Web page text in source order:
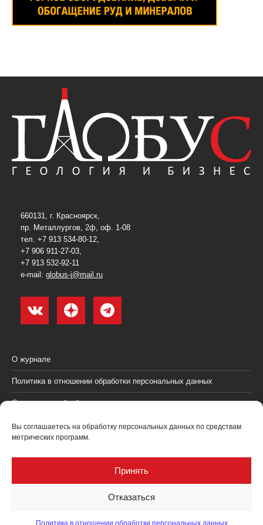
Вы соглашаетесь на обработку персональных данных по средствам
метрических программ.
Принять
Отказаться
Политика в отношении обработки персональных данных
660131, г. Красноярск,
пр. Металлургов, 2ф, оф. 1-08
тел. +7 913 534-80-12,
+7 906 911-27-03,
+7 913 532-92-11
e-mail: globus-j@mail.ru
О журнале
Политика в отношении обработки персональных данных
Согласие на обработку персональных данных
Пользовательское соглашение (оферта)